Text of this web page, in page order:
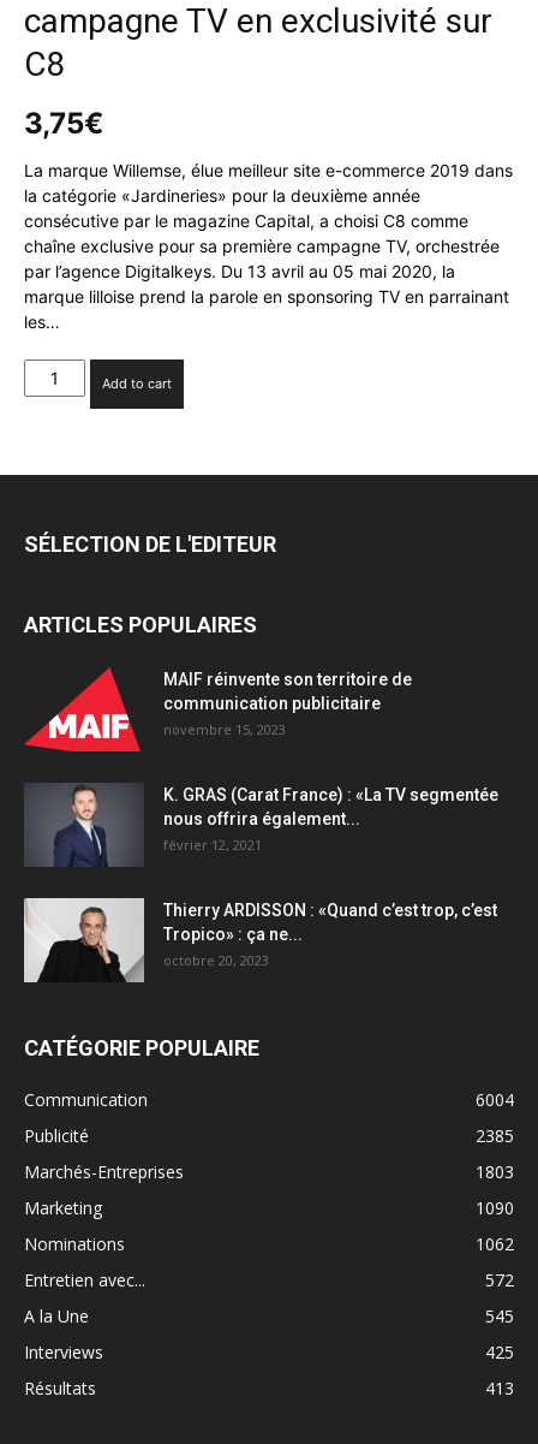
campagne TV en exclusivité sur
C8
3,75€
La marque Willemse, élue meilleur site e-commerce 2019 dans
la catégorie «Jardineries» pour la deuxième année
consécutive par le magazine Capital, a choisi C8 comme
chaîne exclusive pour sa première campagne TV, orchestrée
par l’agence Digitalkeys. Du 13 avril au 05 mai 2020, la
marque lilloise prend la parole en sponsoring TV en parrainant
les…
Willemse
confie
l’orchestration
première
en
quantity
Add to cart
SÉLECTION DE L'EDITEUR
ARTICLES POPULAIRES
MAIF réinvente son territoire de
communication publicitaire
novembre 15, 2023
K. GRAS (Carat France) : «La TV segmentée
nous offrira également...
février 12, 2021
Thierry ARDISSON : «Quand c’est trop, c’est
Tropico» : ça ne...
octobre 20, 2023
CATÉGORIE POPULAIRE
Communication
6004
Publicité
2385
Marchés-Entreprises
1803
Marketing
1090
Nominations
1062
Entretien avec...
572
A la Une
545
Interviews
425
Résultats
413